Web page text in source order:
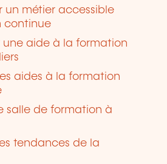
un métier accessible
continue
une aide à la formation
aides à la formation
salle de formation à
tendances de la